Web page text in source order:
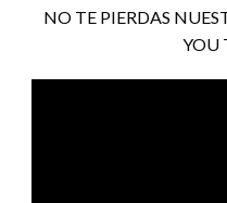
NO TE PIERDAS
YOU